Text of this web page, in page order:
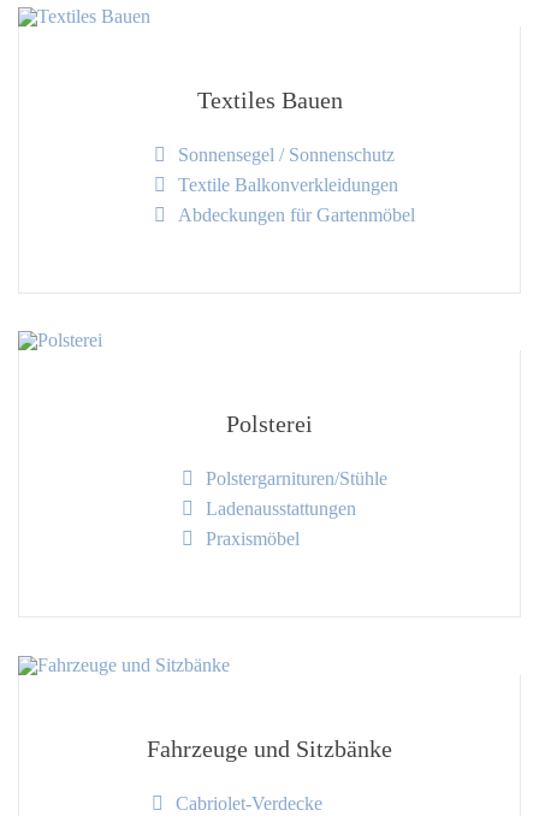
Textiles Bauen
Sonnensegel / Sonnenschutz
Textile Balkonverkleidungen
Abdeckungen für Gartenmöbel
Polsterei
Polstergarnituren/Stühle
Ladenausstattungen
Praxismöbel
Fahrzeuge und Sitzbänke
Cabriolet-Verdecke